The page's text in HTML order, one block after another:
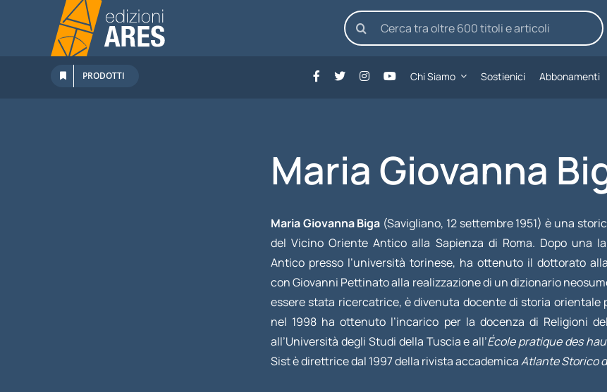
contenuto
Cerca
per:
PRODOTTI Chi Siamo Sostienici Abbonamenti
Maria Giovanna
Maria Giovanna Biga (Savigliano, 12 settembre 1951) è una
del Vicino Oriente Antico alla Sapienza di Roma. Dopo una
Antico presso l’università torinese, ha ottenuto il dottorato
con Giovanni Pettinato alla realizzazione di un dizionario
essere stata ricercatrice, è divenuta docente di storia orientale
nel 1998 ha ottenuto l’incarico per la docenza di Religioni
all’Università degli Studi della Tuscia e all’École pratique des
Sist è direttrice dal 1997 della rivista accademicaAtlante Storico